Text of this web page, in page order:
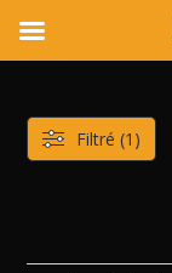
content
Filtré (1)